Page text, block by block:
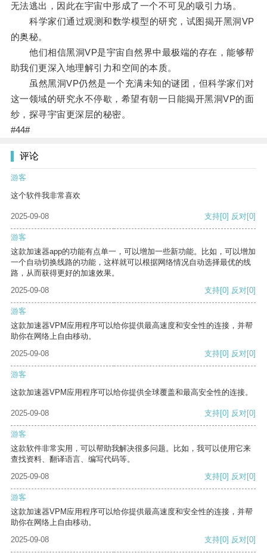
无法逃出，因此在宇宙中形成了一个不可见的吸引力场。
科学家们通过观测和数学模型的研究，试图揭开黑洞VP
的奥秘。
他们相信黑洞VP是宇宙自然界中最极端的存在，能够帮
助我们更深入地理解引力和空间的本质。
虽然黑洞VP仍然是一个充满未知的谜团，但科学家们对
这一领域的研究永不停歇，希望有朝一日能揭开黑洞VP的面
纱，探寻宇宙更深层的秘密。
#44#
评论
游客
这个软件我非常喜欢
2025-09-08 支持[0] 反对[0]
游客
这款加速器app的功能有点单一，可以增加一些新功能。比如，可以增加
一个自动切换线路的功能，这样就可以根据网络情况自动选择最优的线
路，从而获得更好的加速效果。
2025-09-08
支持[0] 反对[0]
游客
这款加速器VPM应用程序可以给你提供最高速度和安全性的连接，并帮
助你在网络上自由移动。
2025-09-08
支持[0] 反对[0]
游客
这款加速器VPM应用程序可以给你提供全球覆盖和最高安全性的连接。
2025-09-08 支持[0] 反对[0]
游客
这款软件非常实用，可以帮助我解决很多问题。比如，我可以使用它来
查找资料、翻译语言、编写代码等。
2025-09-08
支持[0] 反对[0]
游客
这款加速器VPM应用程序可以给你提供最高速度和安全性的连接，并帮
助你在网络上自由移动。
2025-09-08
支持[0] 反对[0]